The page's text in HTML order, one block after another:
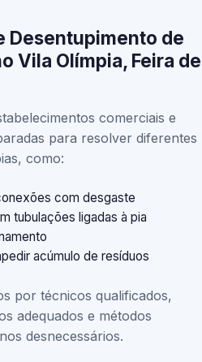
Desentupimento de
Vila Olímpia, Feira de
comerciais e
para resolver diferentes
como:
com desgaste
tubulações ligadas à pia
acúmulo de resíduos
por técnicos qualificados,
adequados e métodos
desnecessários.